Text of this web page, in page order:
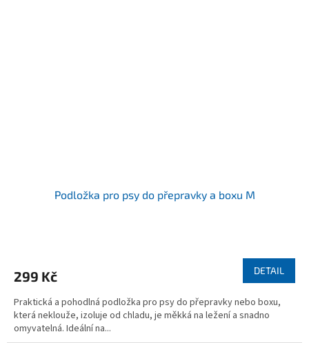
Podložka pro psy do přepravky a boxu M
299 Kč DETAIL
Praktická a pohodlná podložka pro psy do přepravky nebo boxu,
která neklouže, izoluje od chladu, je měkká na ležení a snadno
omyvatelná. Ideální na...